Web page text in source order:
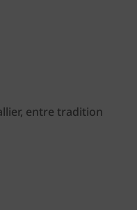
entre tradition